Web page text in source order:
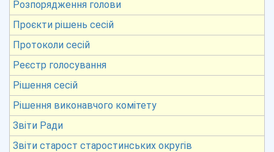
Розпорядження голови
Проєкти рішень сесій
Протоколи сесій
Реєстр голосування
Рішення сесій
Рішення виконавчого комітету
Звіти Ради
Звіти старост старостинських округів